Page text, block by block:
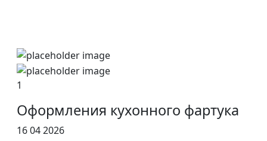
1
Оформления кухонного фартука
16 04 2026